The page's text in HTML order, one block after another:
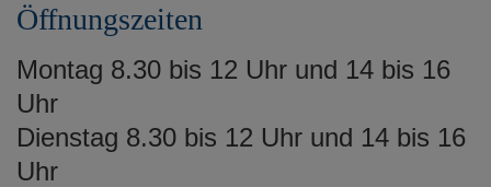
Öffnungszeiten
Montag 8.30 bis 12 Uhr und 14 bis 16
Uhr
Dienstag 8.30 bis 12 Uhr und 14 bis 16
Uhr